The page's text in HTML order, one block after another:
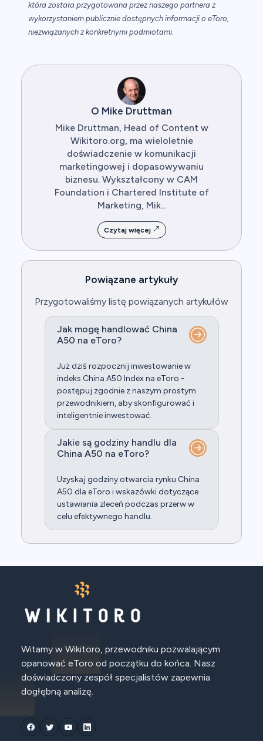
która została przygotowana przez naszego partnera z
wykorzystaniem publicznie dostępnych informacji o eToro,
niezwiązanych z konkretnymi podmiotami.
O Mike Druttman
Mike Druttman, Head of Content w
Wikitoro.org, ma wieloletnie
doświadczenie w komunikacji
marketingowej i dopasowywaniu
biznesu. Wykształcony w CAM
Foundation i Chartered Institute of
Marketing, Mik...
Czytaj więcej
Powiązane artykuły
Przygotowaliśmy listę powiązanych artykułów
Jak mogę handlować China
A50 na eToro?
Już dziś rozpocznij inwestowanie w
indeks China A50 Index na eToro -
postępuj zgodnie z naszym prostym
przewodnikiem, aby skonfigurować i
inteligentnie inwestować.
Jakie są godziny handlu dla
China A50 na eToro?
Uzyskaj godziny otwarcia rynku China
A50 dla eToro i wskazówki dotyczące
ustawiania zleceń podczas przerw w
celu efektywnego handlu.
Witamy w Wikitoro, przewodniku pozwalającym
opanować eToro od początku do końca. Nasz
doświadczony zespół specjalistów zapewnia
dogłębną analizę.